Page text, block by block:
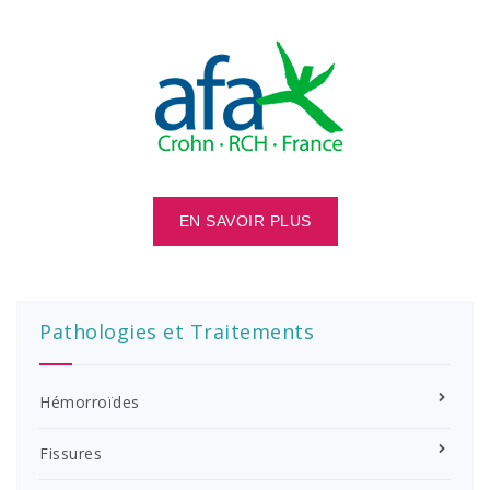
EN SAVOIR PLUS
Pathologies et Traitements
Hémorroïdes
Fissures